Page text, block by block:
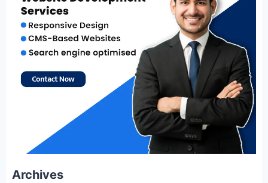
Archives